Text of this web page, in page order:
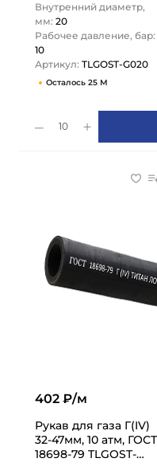
Внутренний диаметр,
мм: 20
Рабочее давление, бар:
10
Артикул: TLGOST-G020
Осталось 25 М
10
402 ₽/м
Рукав для газа Г(IV)
32-47мм, 10 атм, ГОСТ
18698-79 TLGOST-